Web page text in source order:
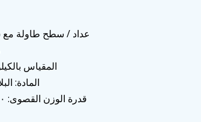
عداد / سطح طاولة
المقياس
المادة: